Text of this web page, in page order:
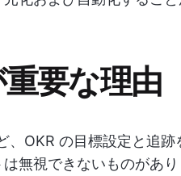
要な理由
OKR の目標設定と追跡
無視できないものがあ